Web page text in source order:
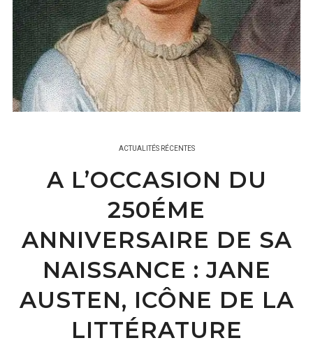
ACTUALITÉS RÉCENTES
A L’OCCASION DU
250ÉME
ANNIVERSAIRE DE SA
NAISSANCE : JANE
AUSTEN, ICÔNE DE LA
LITTÉRATURE